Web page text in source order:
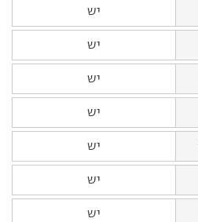
יש
יש
יש
יש
יש
יש
יש